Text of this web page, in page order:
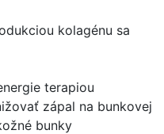
kolagénu sa
terapiou
zápal na bunkovej
bunky